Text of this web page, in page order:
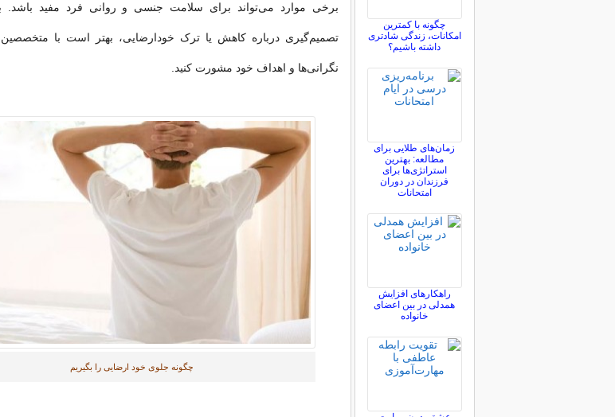
برخی موارد می‌تواند برای سلامت جنسی و روانی فرد مفید باشد.
تصمیم‌گیری درباره کاهش یا ترک خودارضایی، بهتر است با متخصصین
نگرانی‌ها و اهداف خود مشورت کنید.
چگونه جلوی خود ارضایی را بگیریم
چگونه با کمترین
امکانات، زندگی شادتری
داشته باشیم؟
زمان‌های طلایی برای
مطالعه: بهترین
استراتژی‌ها برای
فرزندان در دوران
امتحانات
راهکارهای افزایش
همدلی در بین اعضای
خانواده